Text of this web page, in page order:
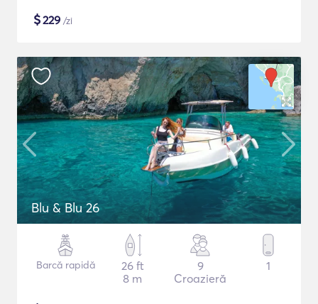
$229 /zi
Blu & Blu 26
Barcă rapidă
26 ft
8 m
9
Croazieră
1